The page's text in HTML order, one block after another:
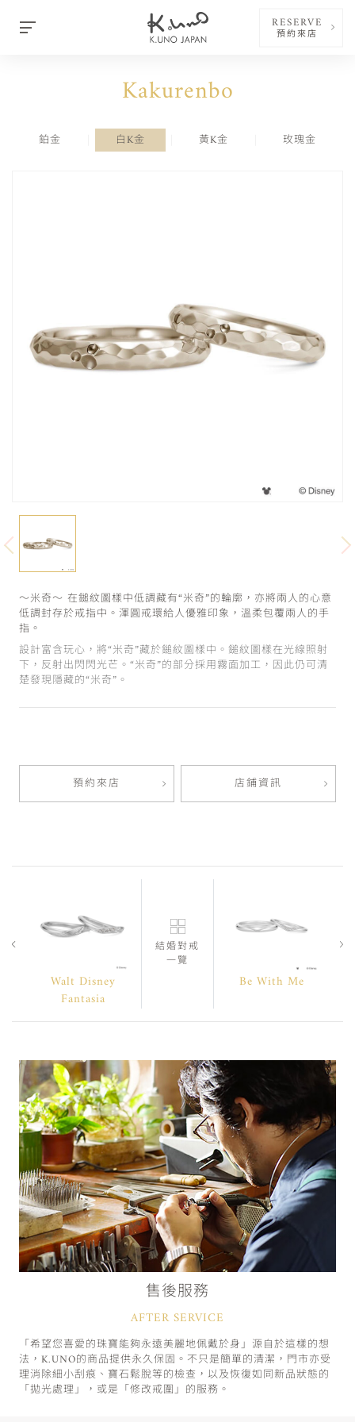
RESERVE
預約來店
Kakurenbo
鉑金 白K金 黃K金 玫瑰金
～米奇～ 在鎚紋圖樣中低調藏有“米奇”的輪廓，亦將兩人的心意
低調封存於戒指中。渾圓戒環給人優雅印象，溫柔包覆兩人的手
指。
設計富含玩心，將“米奇”藏於鎚紋圖樣中。鎚紋圖樣在光線照射
下，反射出閃閃光芒。“米奇”的部分採用霧面加工，因此仍可清
楚發現隱藏的“米奇”。
預約來店 店鋪資訊
Walt Disney
Fantasia
結婚對戒
一覽
Be With Me
售後服務
AFTER SERVICE
「希望您喜愛的珠寶能夠永遠美麗地佩戴於身」源自於這樣的想
法，K.UNO的商品提供永久保固。不只是簡單的清潔，門市亦受
理消除細小刮痕、寶石鬆脫等的檢查，以及恢復如同新品狀態的
「拋光處理」，或是「修改戒圍」的服務。